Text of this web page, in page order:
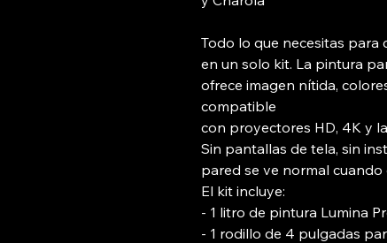
Todo lo que necesitas
en un solo kit. La pintura
ofrece imagen nítida,
compatible
con proyectores HD, 4K y
Sin pantallas de tela, sin
pared se ve normal
El kit incluye:
- 1 litro de pintura Lumina
- 1 rodillo de 4 pulgadas